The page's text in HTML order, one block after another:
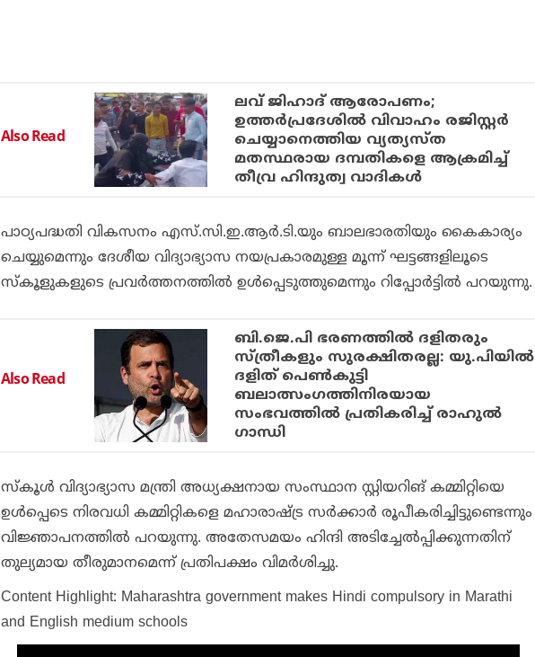
Also Read
ലവ് ജിഹാദ് ആരോപണം;
ഉത്തർപ്രദേശിൽ വിവാഹം രജിസ്റ്റർ
ചെയ്യാനെത്തിയ വ്യത്യസ്ത
മതസ്ഥരായ ദമ്പതികളെ ആക്രമിച്ച്
തീവ്ര ഹിന്ദുത്വ വാദികൾ
പാഠ്യപദ്ധതി വികസനം എസ്.സി.ഇ.ആര്‍.ടി.യും ബാലഭാരതിയും കൈകാര്യം
ചെയ്യുമെന്നും ദേശീയ വിദ്യാഭ്യാസ നയപ്രകാരമുള്ള മൂന്ന് ഘട്ടങ്ങളിലൂടെ
സ്‌കൂളുകളുടെ പ്രവര്‍ത്തനത്തില്‍ ഉള്‍പ്പെടുത്തുമെന്നും റിപ്പോര്‍ട്ടില്‍ പറയുന്നു.
Also Read
ബി.ജെ.പി ഭരണത്തിൽ ദളിതരും
സ്ത്രീകളും സുരക്ഷിതരല്ല: യു.പിയിൽ
ദളിത് പെൺകുട്ടി
ബലാത്സംഗത്തിനിരയായ
സംഭവത്തിൽ പ്രതികരിച്ച് രാഹുൽ
ഗാന്ധി
സ്‌കൂള്‍ വിദ്യാഭ്യാസ മന്ത്രി അധ്യക്ഷനായ സംസ്ഥാന സ്റ്റിയറിങ് കമ്മിറ്റിയെ
ഉള്‍പ്പെടെ നിരവധി കമ്മിറ്റികളെ മഹാരാഷ്ട്ര സര്‍ക്കാര്‍ രൂപീകരിച്ചിട്ടുണ്ടെന്നും
വിജ്ഞാപനത്തില്‍ പറയുന്നു. അതേസമയം ഹിന്ദി അടിച്ചേല്‍പ്പിക്കുന്നതിന്
തുല്യമായ തീരുമാനമെന്ന് പ്രതിപക്ഷം വിമര്‍ശിച്ചു.
Content Highlight: Maharashtra government makes Hindi compulsory in Marathi
and English medium schools